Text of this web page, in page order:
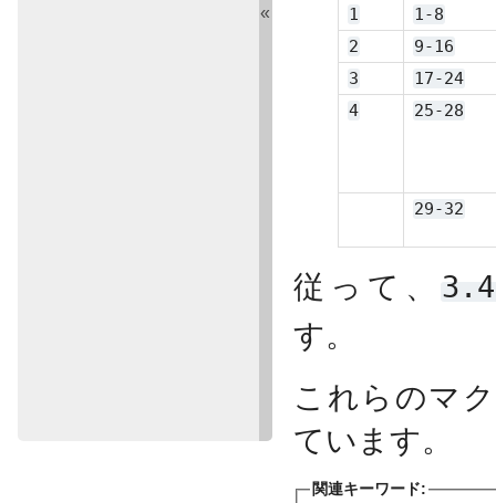
1
1-8
2
9-16
3
17-24
4
25-28
29-32
従って、
す。
これらのマ
ています。
関連キーワード:
«